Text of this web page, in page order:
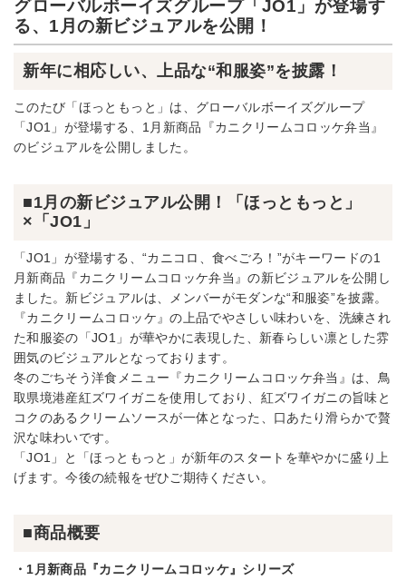
グローバルボーイズグループ「JO1」が登場す
る、1月の新ビジュアルを公開！
新年に相応しい、上品な“和服姿”を披露！
このたび「ほっともっと」は、グローバルボーイズグループ
「JO1」が登場する、1月新商品『カニクリームコロッケ弁当』
のビジュアルを公開しました。
■1月の新ビジュアル公開！「ほっともっと」
×「JO1」
「JO1」が登場する、“カニコロ、食べごろ！”がキーワードの1
月新商品『カニクリームコロッケ弁当』の新ビジュアルを公開し
ました。新ビジュアルは、メンバーがモダンな“和服姿”を披露。
『カニクリームコロッケ』の上品でやさしい味わいを、洗練され
た和服姿の「JO1」が華やかに表現した、新春らしい凛とした雰
囲気のビジュアルとなっております。
冬のごちそう洋食メニュー『カニクリームコロッケ弁当』は、鳥
取県境港産紅ズワイガニを使用しており、紅ズワイガニの旨味と
コクのあるクリームソースが一体となった、口あたり滑らかで贅
沢な味わいです。
「JO1」と「ほっともっと」が新年のスタートを華やかに盛り上
げます。今後の続報をぜひご期待ください。
■商品概要
・1月新商品『カニクリームコロッケ』シリーズ